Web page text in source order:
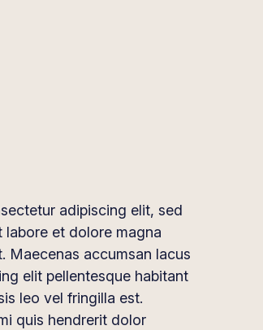
adipiscing elit, sed
et dolore magna
Maecenas accumsan lacus
elit pellentesque habitant
leo vel fringilla est.
quis hendrerit dolor